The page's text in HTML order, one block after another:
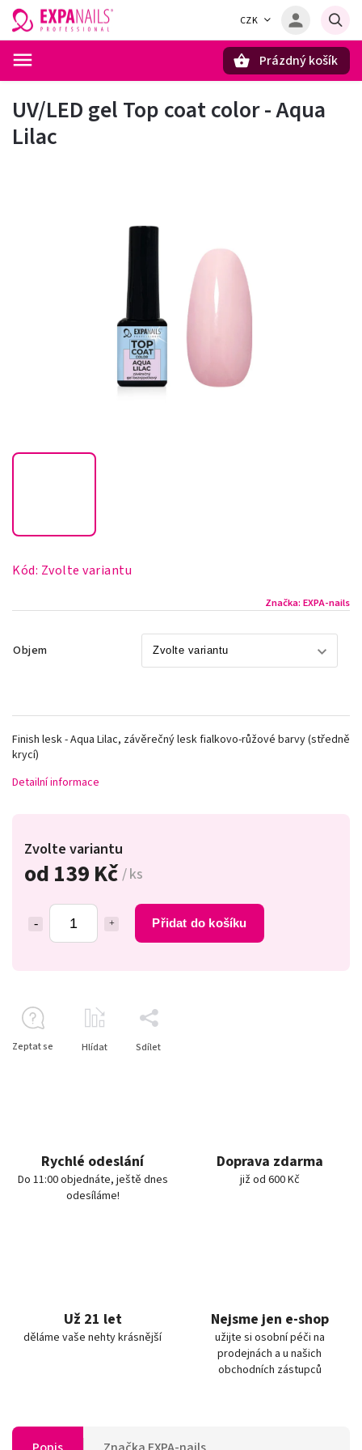
CZK
Prázdný košík
UV/LED gel Top coat color - Aqua
Lilac
Kód: Zvolte variantu
Značka: EXPA-nails
Objem
od 139 Kč / ks
Přidat do košíku
Zvolte variantu
Finish lesk - Aqua Lilac, závěrečný lesk fialkovo-růžové barvy (středně
krycí)
Detailní informace
Zeptat se Hlídat Sdílet
Rychlé odeslání
Do 11:00 objednáte, ještě dnes
odesíláme!
Doprava zdarma
již od 600 Kč
Už 21 let
děláme vaše nehty krásnější
Nejsme jen e-shop
užijte si osobní péči na
prodejnách a u našich
obchodních zástupců